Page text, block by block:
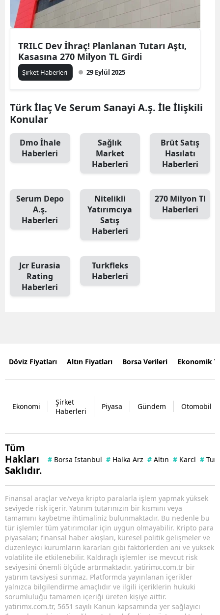
TRILC Dev İhraç! Planlanan Tutarı Aştı,
Kasasına 270 Milyon TL Girdi
Şirket Haberleri 29 Eylül 2025
Türk İlaç Ve Serum Sanayi A.ş. İle İlişkili
Konular
Dmo İhale
Haberleri
Sağlık
Market
Haberleri
Brüt Satış
Hasılatı
Haberleri
Serum Depo
A.ş.
Haberleri
Nitelikli
Yatırımcıya
Satış
Haberleri
270 Milyon Tl
Haberleri
Jcr Eurasia
Rating
Haberleri
Turkfleks
Haberleri
Döviz Fiyatları Altın Fiyatları Borsa Verileri Ekonomik
Ekonomi
Şirket
Haberleri
Piyasa Gündem Otomobil
Tüm
Hakları
Saklıdır.
# Borsa İstanbul # Halka Arz # Altın # Karcl #
Finansal araçlar ve/veya kripto paralarla işlem yapmak yüksek
seviyede risk içerir. Yatırım tutarınızın bir kısmını veya
tamamını kaybetme ihtimaliniz bulunmaktadır. Bu nedenle bu
tür işlemler tüm yatırımcılar için uygun olmayabilir. Kripto para
piyasaları; finansal haber akışları, küresel politik gelişmeler ve
düzenleyici kurumların kararları gibi faktörlerden ani ve yüksek
volatilite ile etkilenebilir. Kaldıraçlı işlemler ise mevcut risk
seviyesini önemli ölçüde artırmaktadır. yatirimx.com.tr bir
yatırım tavsiyesi sunmaz. Platformda yayınlanan içerikler
yalnızca bilgilendirme amaçlıdır ve ilgili içeriklerin hukuki
sorumluluğu tamamen içeriği üreten kişiye aittir.
yatirimx.com.tr, 5651 sayılı Kanun kapsamında yer sağlayıcı